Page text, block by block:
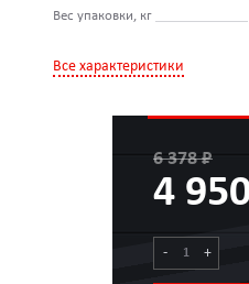
Вес упаковки, кг
Все характеристики
6 378 ₽
4
- +